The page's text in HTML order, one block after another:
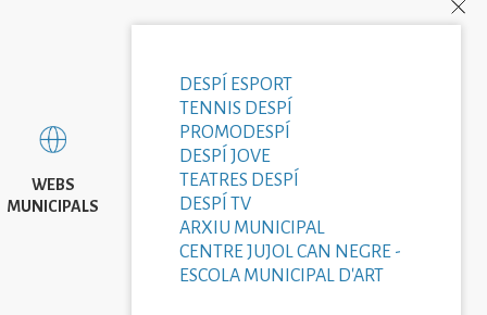
WEBS
MUNICIPALS
DESPÍ ESPORT
TENNIS DESPÍ
PROMODESPÍ
DESPÍ JOVE
TEATRES DESPÍ
DESPÍ TV
ARXIU MUNICIPAL
CENTRE JUJOL CAN NEGRE -
ESCOLA MUNICIPAL D'ART